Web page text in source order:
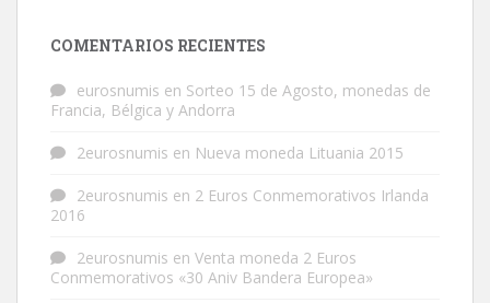
COMENTARIOS RECIENTES
eurosnumis en Sorteo 15 de Agosto, monedas de
Francia, Bélgica y Andorra
2eurosnumis en Nueva moneda Lituania 2015
2eurosnumis en 2 Euros Conmemorativos Irlanda
2016
2eurosnumis en Venta moneda 2 Euros
Conmemorativos «30 Aniv Bandera Europea»